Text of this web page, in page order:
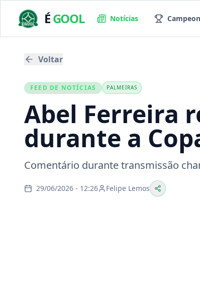
ÉGOOL Notícias
Voltar
FEED DE NOTÍCIAS PALMEIRAS
Abel Ferreira
durante a
Comentário durante transmissão
29/06/2026 - 12:26 Felipe Lemos